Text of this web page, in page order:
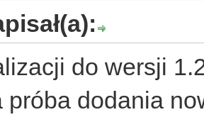
do wersji
próba dodania